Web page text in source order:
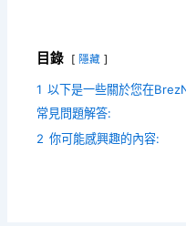
目錄 隱藏
1 以下是一些關於您在
常見問題解答:
2 你可能感興趣的內容: